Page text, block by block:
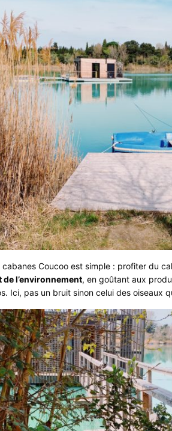
Coucoo est simple : profiter du
de l’environnement, en goûtant aux
Ici, pas un bruit sinon celui des oiseaux